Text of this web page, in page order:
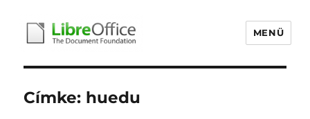
libreoffice.hu
MENÜ
Címke: huedu